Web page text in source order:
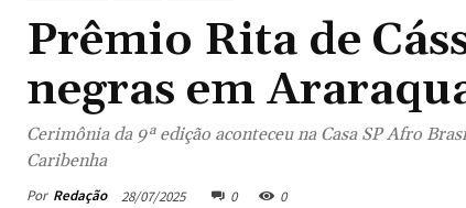
Prêmio Rita de
negras em
Cerimônia da 9ª edição aconteceu na Casa SP Afro
Caribenha
Por Redação 28/07/2025 0 0